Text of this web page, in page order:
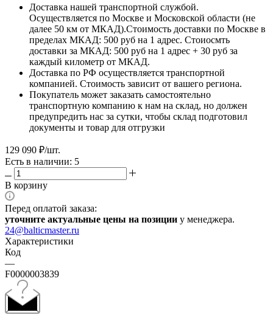
Доставка нашей транспортной службой.
Осуществляется по Москве и Московской области (не
далее 50 км от МКАД).Стоимость доставки по Москве в
пределах МКАД: 500 руб на 1 адрес. Стоиосмть
доставки за МКАД: 500 руб на 1 адрес + 30 руб за
каждый километр от МКАД.
Доставка по РФ осуществляется транспортной
компанией. Стоимость зависит от вашего региона.
Покупатель может заказать самостоятельно
транспортную компанию к нам на склад, но должен
предупредить нас за сутки, чтобы склад подготовил
документы и товар для отгрузки
129 090 ₽/шт.
Есть в наличии: 5
В корзину
Перед оплатой заказа:
уточните актуальные цены на позиции у менеджера.
24@balticmaster.ru
Характеристики
Код
—
F0000003839